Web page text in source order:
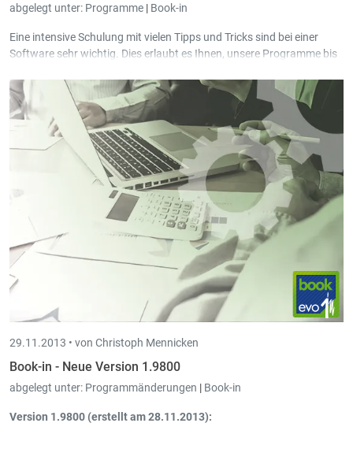
abgelegt unter: Programme | Book-in
Eine intensive Schulung mit vielen Tipps und Tricks sind bei einer
Software sehr wichtig. Dies erlaubt es Ihnen, unsere Programme bis
Am 14. und 15. Januar 2014 findet im Schulungsraum von Intec in
Sankt Vith ein Book-in Workshop in deutscher Sprache statt. Jeder
Teilnehmer arbeitet an einem eigenen PC.
29.11.2013 • von Christoph Mennicken
Book-in - Neue Version 1.9800
abgelegt unter: Programmänderungen | Book-in
Version 1.9800 (erstellt am 28.11.2013):